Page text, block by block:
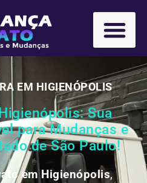
EM HIGIENÓPOLIS
Sua
para Mudanças e
de São Paulo!
em Higienópolis,